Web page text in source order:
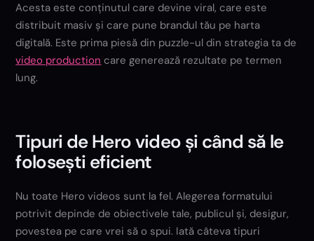
Acesta este conținutul care devine viral, care este
distribuit masiv și care pune brandul tău pe harta
digitală. Este prima piesă din puzzle-ul din strategia ta de
video production care generează rezultate pe termen
lung.
Tipuri de Hero video și când să le
folosești eficient
Nu toate Hero videos sunt la fel. Alegerea formatului
potrivit depinde de obiectivele tale, publicul și, desigur,
povestea pe care vrei să o spui. Iată câteva tipuri